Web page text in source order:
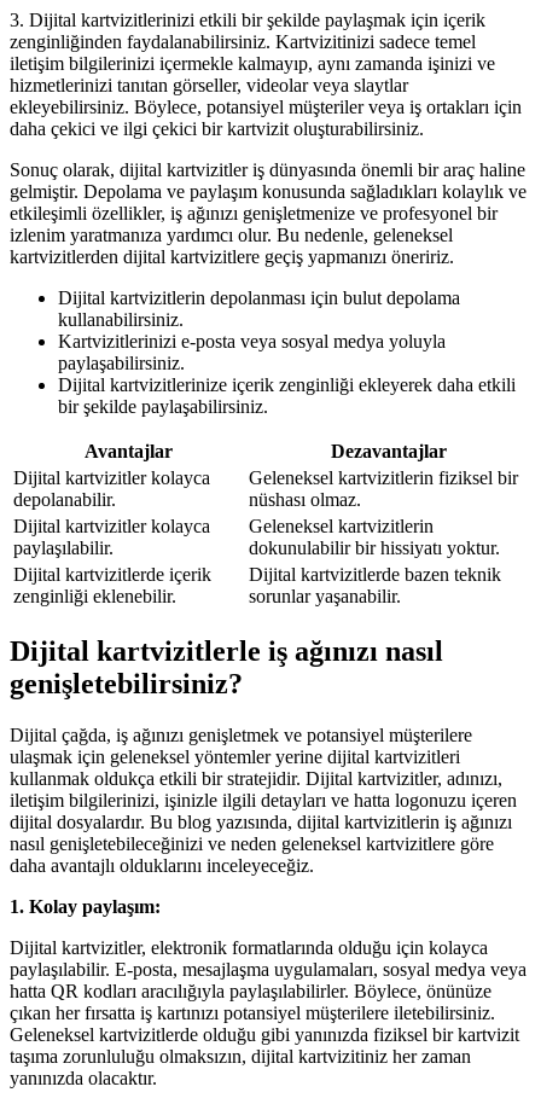
3. Dijital kartvizitlerinizi etkili bir şekilde paylaşmak için içerik
zenginliğinden faydalanabilirsiniz. Kartvizitinizi sadece temel
iletişim bilgilerinizi içermekle kalmayıp, aynı zamanda işinizi ve
hizmetlerinizi tanıtan görseller, videolar veya slaytlar
ekleyebilirsiniz. Böylece, potansiyel müşteriler veya iş ortakları için
daha çekici ve ilgi çekici bir kartvizit oluşturabilirsiniz.
Sonuç olarak, dijital kartvizitler iş dünyasında önemli bir araç haline
gelmiştir. Depolama ve paylaşım konusunda sağladıkları kolaylık ve
etkileşimli özellikler, iş ağınızı genişletmenize ve profesyonel bir
izlenim yaratmanıza yardımcı olur. Bu nedenle, geleneksel
kartvizitlerden dijital kartvizitlere geçiş yapmanızı öneririz.
Dijital kartvizitlerin depolanması için bulut depolama
kullanabilirsiniz.
Kartvizitlerinizi e-posta veya sosyal medya yoluyla
paylaşabilirsiniz.
Dijital kartvizitlerinize içerik zenginliği ekleyerek daha etkili
bir şekilde paylaşabilirsiniz.
Avantajlar
Dezavantajlar
Dijital kartvizitler kolayca
depolanabilir.
Geleneksel kartvizitlerin fiziksel bir
nüshası olmaz.
Dijital kartvizitler kolayca
paylaşılabilir.
Geleneksel kartvizitlerin
dokunulabilir bir hissiyatı yoktur.
Dijital kartvizitlerde içerik
zenginliği eklenebilir.
Dijital kartvizitlerde bazen teknik
sorunlar yaşanabilir.
Dijital kartvizitlerle iş ağınızı nasıl
genişletebilirsiniz?
Dijital çağda, iş ağınızı genişletmek ve potansiyel müşterilere
ulaşmak için geleneksel yöntemler yerine dijital kartvizitleri
kullanmak oldukça etkili bir stratejidir. Dijital kartvizitler, adınızı,
iletişim bilgilerinizi, işinizle ilgili detayları ve hatta logonuzu içeren
dijital dosyalardır. Bu blog yazısında, dijital kartvizitlerin iş ağınızı
nasıl genişletebileceğinizi ve neden geleneksel kartvizitlere göre
daha avantajlı olduklarını inceleyeceğiz.
1. Kolay paylaşım:
Dijital kartvizitler, elektronik formatlarında olduğu için kolayca
paylaşılabilir. E-posta, mesajlaşma uygulamaları, sosyal medya veya
hatta QR kodları aracılığıyla paylaşılabilirler. Böylece, önünüze
çıkan her fırsatta iş kartınızı potansiyel müşterilere iletebilirsiniz.
Geleneksel kartvizitlerde olduğu gibi yanınızda fiziksel bir kartvizit
taşıma zorunluluğu olmaksızın, dijital kartvizitiniz her zaman
yanınızda olacaktır.